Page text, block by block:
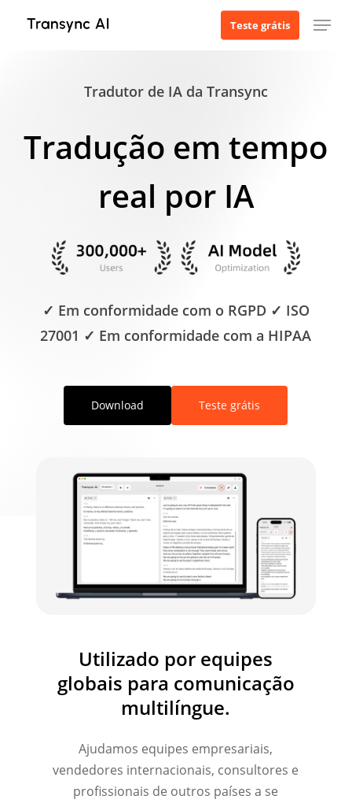
Teste grátis Menu
Tradutor de IA da Transync
Tradução em tempo
real por IA
✓ Em conformidade com o RGPD ✓ ISO
27001 ✓ Em conformidade com a HIPAA
Download Teste grátis
Utilizado por equipes
globais para comunicação
multilíngue.
Ajudamos equipes empresariais,
vendedores internacionais, consultores e
profissionais de outros países a se